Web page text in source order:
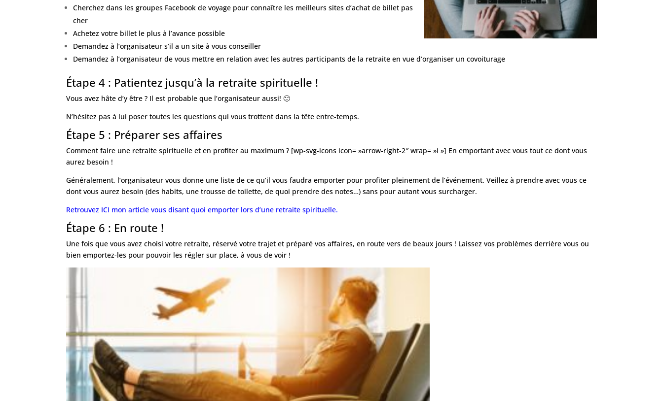
Cherchez dans les groupes Facebook de voyage pour connaître les meilleurs sites d’achat de billet pas
cher
Achetez votre billet le plus à l’avance possible
Demandez à l’organisateur s’il a un site à vous conseiller
Demandez à l’organisateur de vous mettre en relation avec les autres participants de la retraite en vue d’organiser un covoiturage
Étape 4 : Patientez jusqu’à la retraite spirituelle !
Vous avez hâte d’y être ? Il est probable que l’organisateur aussi! 🙂
N’hésitez pas à lui poser toutes les questions qui vous trottent dans la tête entre-temps.
Étape 5 : Préparer ses affaires
Comment faire une retraite spirituelle et en profiter au maximum ? [wp-svg-icons icon= »arrow-right-2″ wrap= »i »] En emportant avec vous tout ce dont vous
aurez besoin !
Généralement, l’organisateur vous donne une liste de ce qu’il vous faudra emporter pour profiter pleinement de l’événement. Veillez à prendre avec vous ce
dont vous aurez besoin (des habits, une trousse de toilette, de quoi prendre des notes…) sans pour autant vous surcharger.
Retrouvez ICI mon article vous disant quoi emporter lors d’une retraite spirituelle.
Étape 6 : En route !
Une fois que vous avez choisi votre retraite, réservé votre trajet et préparé vos affaires, en route vers de beaux jours ! Laissez vos problèmes derrière vous ou
bien emportez-les pour pouvoir les régler sur place, à vous de voir !